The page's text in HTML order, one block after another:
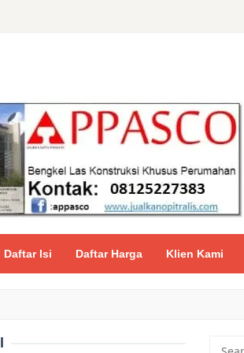
Daftar Isi Daftar Harga Klien Kami